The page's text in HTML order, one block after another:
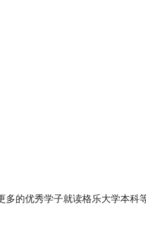
的优秀学子就读格乐大学本科